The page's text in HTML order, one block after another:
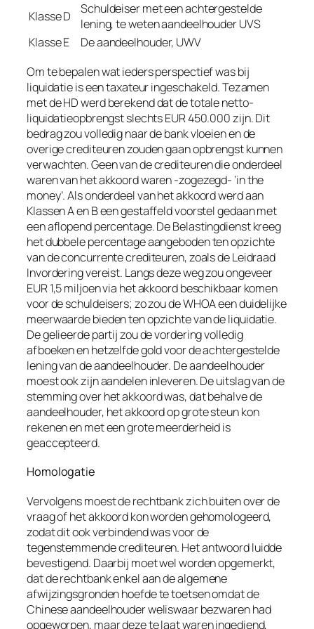
Klasse D
Schuldeiser met een achtergestelde
lening, te weten aandeelhouder UVS
Klasse E
De aandeelhouder, UWV
Om te bepalen wat ieders perspectief was bij
liquidatie is een taxateur ingeschakeld. Tezamen
met de HD werd berekend dat de totale netto-
liquidatieopbrengst slechts EUR 450.000 zijn. Dit
bedrag zou volledig naar de bank vloeien en de
overige crediteuren zouden gaan opbrengst kunnen
verwachten. Geen van de crediteuren die onderdeel
waren van het akkoord waren -zogezegd- ‘in the
money’. Als onderdeel van het akkoord werd aan
Klassen A en B een gestaffeld voorstel gedaan met
een aflopend percentage. De Belastingdienst kreeg
het dubbele percentage aangeboden ten opzichte
van de concurrente crediteuren, zoals de Leidraad
Invordering vereist. Langs deze weg zou ongeveer
EUR 1,5 miljoen via het akkoord beschikbaar komen
voor de schuldeisers; zo zou de WHOA een duidelijke
meerwaarde bieden ten opzichte van de liquidatie.
De gelieerde partij zou de vordering volledig
afboeken en hetzelfde gold voor de achtergestelde
lening van de aandeelhouder. De aandeelhouder
moest ook zijn aandelen inleveren. De uitslag van de
stemming over het akkoord was, dat behalve de
aandeelhouder, het akkoord op grote steun kon
rekenen en met een grote meerderheid is
geaccepteerd.
Homologatie
Vervolgens moest de rechtbank zich buiten over de
vraag of het akkoord kon worden gehomologeerd,
zodat dit ook verbindend was voor de
tegenstemmende crediteuren. Het antwoord luidde
bevestigend. Daarbij moet wel worden opgemerkt,
dat de rechtbank enkel aan dealgemene
afwijzingsgrondenhoefde te toetsen omdat de
Chinese aandeelhouder weliswaar bezwaren had
opgeworpen, maar deze te laat waren ingediend,